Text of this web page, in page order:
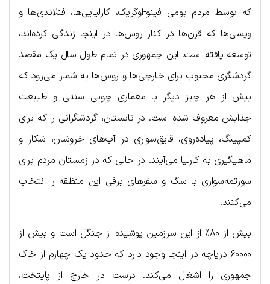
که توسط مردم بومی فینو-اوگریک، کارلیایی‌ها، فنلاندی‌ها و
وپسی‌ها که قرن‌ها در کنار روس‌ها در اینجا زندگی کرده‌اند،
توسعه یافته است. این جمهوری در تمام طول سال یک مقصد
گردشگری محبوب برای خارجی‌ها و روس‌ها به شمار می‌رود که
بیش از هر چیز دیگر با معماری چوبی سنتی و طبیعت
جذابش معروف شده است. در تابستان، گردشگرانی را که برای
کمپینگ، پیاده‌روی، قایق‌سواری در آب‌های خروشان، شکار و
ماهیگیری به کارلیا می‌آیند. در حالی که در زمستان مردم برای
سورتمه‌سواری با سگ و سفرهای برفی این منظقه را انتخاب
می‌کنند.
بیش از ۸۰٪ از این سرزمین پوشیده از جنگل است و بیش از
۶۰۰۰۰ دریاچه در اینجا وجود دارد که حدود یک چهارم از خاک
جمهوری را اشغال می‌کند. درست در خارج از پایتخت،